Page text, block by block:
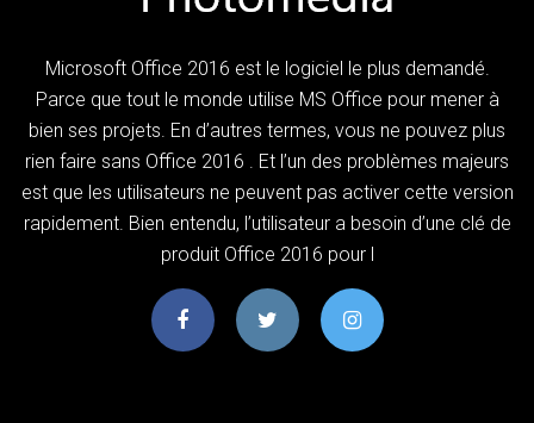
Microsoft Office 2016 est le logiciel le plus demandé.
Parce que tout le monde utilise MS Office pour mener à
bien ses projets. En d’autres termes, vous ne pouvez plus
rien faire sans Office 2016 . Et l’un des problèmes majeurs
est que les utilisateurs ne peuvent pas activer cette version
rapidement. Bien entendu, l’utilisateur a besoin d’une clé de
produit Office 2016 pour l